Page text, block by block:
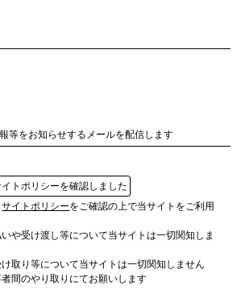
等をお知らせするメールを配信します
トポリシーを確認しました
サイトポリシーをご確認の上で当サイトをご利用
や受け渡し等について当サイトは一切関知しま
取り等について当サイトは一切関知しません
間のやり取りにてお願いします